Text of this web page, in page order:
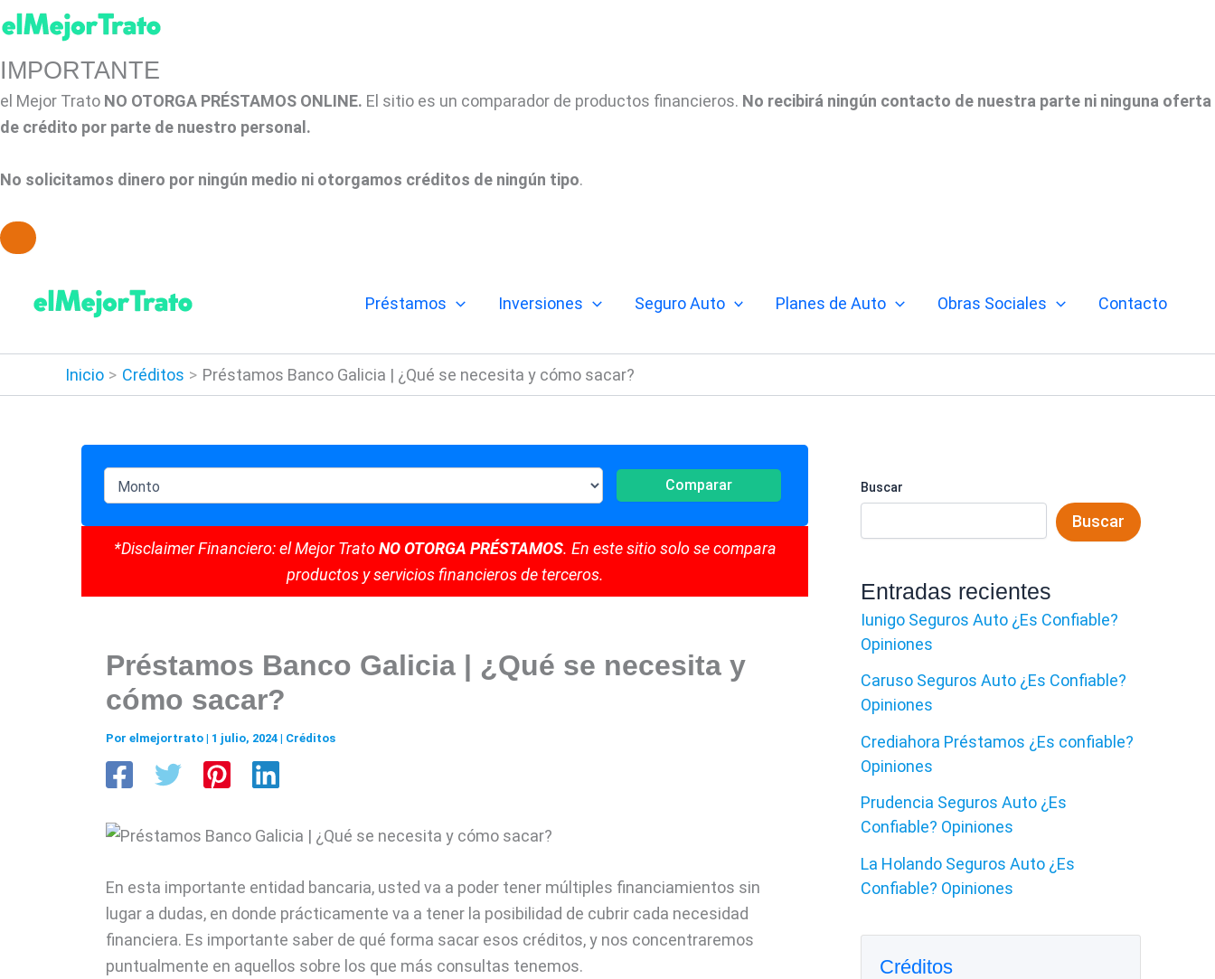
IMPORTANTE
el Mejor Trato NO OTORGA PRÉSTAMOS ONLINE. El sitio es un comparador de productos financieros. No recibirá ningún contacto de nuestra parte ni ninguna oferta
de crédito por parte de nuestro personal.
No solicitamos dinero por ningún medio ni otorgamos créditos de ningún tipo.
contenido
Préstamos Inversiones Seguro Auto Planes de Auto Obras Sociales Contacto
Inicio Créditos Préstamos Banco Galicia | ¿Qué se necesita y cómo sacar?
Comparar
*Disclaimer Financiero: el Mejor TratoNO OTORGA PRÉSTAMOS. En este sitio solo se compara
productos y servicios financieros de terceros.
Préstamos Banco Galicia | ¿Qué se necesita y
cómo sacar?
Por elmejortrato | 1 julio, 2024 | Créditos
En esta importante entidad bancaria, usted va a poder tener múltiples financiamientos sin
lugar a dudas, en donde prácticamente va a tener la posibilidad de cubrir cada necesidad
financiera. Es importante saber de qué forma sacar esos créditos, y nos concentraremos
puntualmente en aquellos sobre los que más consultas tenemos.
Buscar
Buscar
Entradas recientes
Iunigo Seguros Auto ¿Es Confiable?
Opiniones
Caruso Seguros Auto ¿Es Confiable?
Opiniones
Crediahora Préstamos ¿Es confiable?
Opiniones
Prudencia Seguros Auto ¿Es
Confiable? Opiniones
La Holando Seguros Auto ¿Es
Confiable? Opiniones
Créditos